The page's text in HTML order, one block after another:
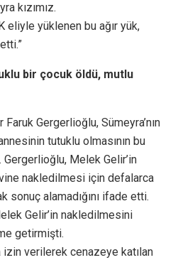
kızımız.
eliyle yüklenen bu ağır yük,
bir çocuk öldü, mutlu
Gergerlioğlu, Sümeyra’nın
tutuklu olmasının bu
Gergerlioğlu, Melek Gelir’in
nakledilmesi için defalarca
sonuç alamadığını ifade etti.
Gelir’in nakledilmesini
getirmişti.
izin verilerek cenazeye katılan